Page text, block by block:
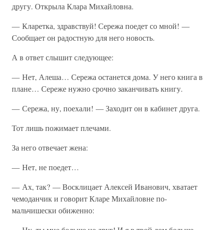
другу. Открыла Клара Михайловна.
— Кларетка, здравствуй! Сережа поедет со мной! —
Сообщает он радостную для него новость.
А в ответ слышит следующее:
— Нет, Алеша… Сережа останется дома. У него книга в
плане… Сереже нужно срочно заканчивать книгу.
— Сережа, ну, поехали! — Заходит он в кабинет друга.
Тот лишь пожимает плечами.
За него отвечает жена:
— Нет, не поедет…
— Ах, так? — Восклицает Алексей Иванович, хватает
чемоданчик и говорит Кларе Михайловне по-
мальчишески обиженно: